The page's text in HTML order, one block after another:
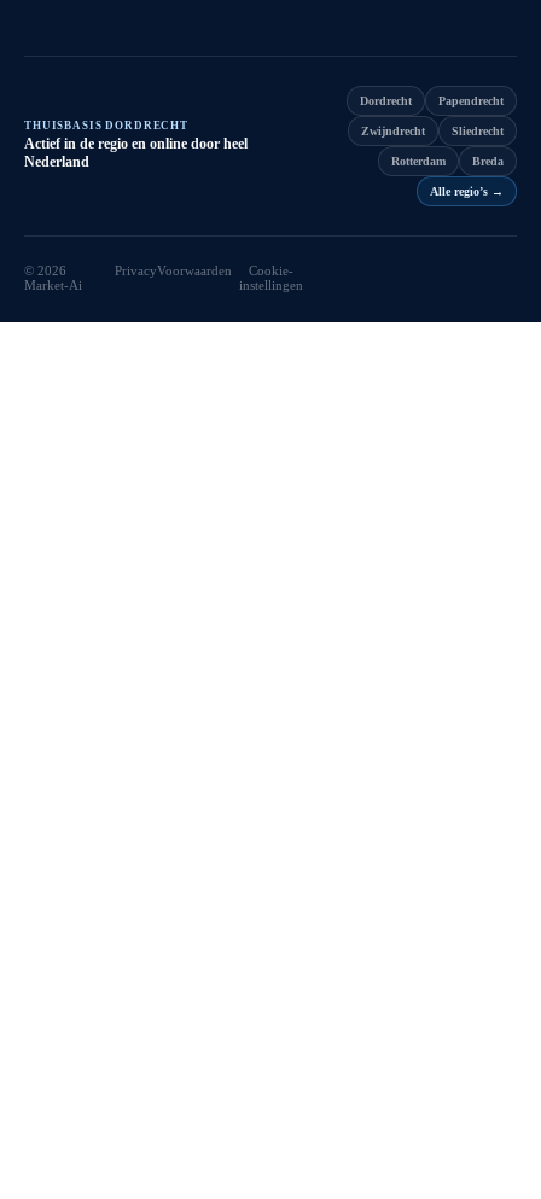
THUISBASIS DORDRECHT
Actief in de regio en online door heel
Nederland
Dordrecht Papendrecht
Zwijndrecht Sliedrecht
Rotterdam Breda
Alle regio’s →
© 2026
Market-Ai
PrivacyVoorwaarden
Cookie-
instellingen